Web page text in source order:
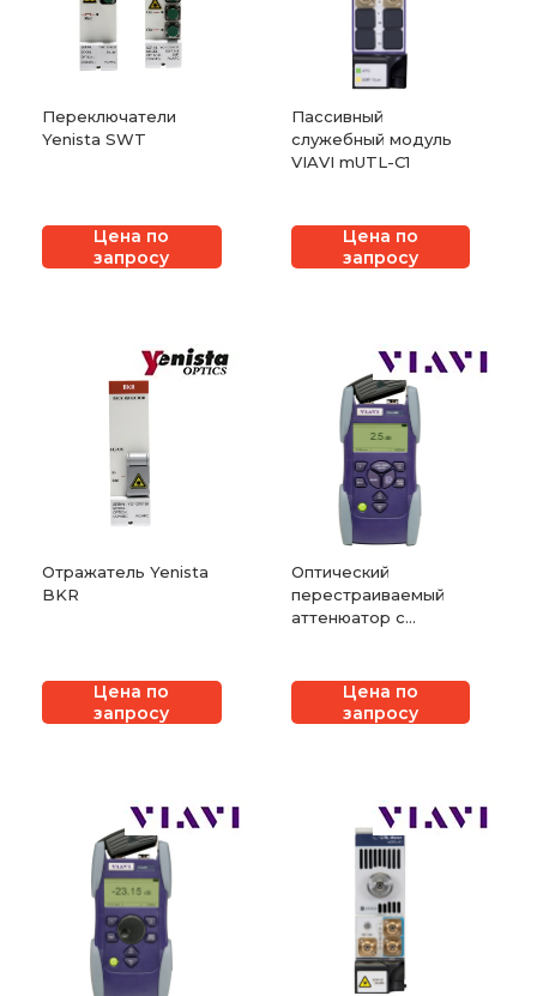
Переключатели
Yenista SWT
Цена по
запросу
Пассивный
служебный модуль
VIAVI mUTL-C1
Цена по
запросу
Отражатель Yenista
BKR
Цена по
запросу
Оптический
перестраиваемый
аттенюатор с
сигнала VIAVI OLA-
Цена по
запросу